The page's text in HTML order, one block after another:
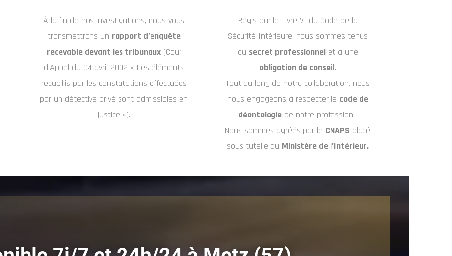
À la fin de nos investigations, nous vous
transmettrons un rapport d’enquête
recevable devant les tribunaux(Cour
d’Appel du 04 avril 2002 « Les éléments
recueillis par les constatations effectuées
par un détective privé sont admissibles en
justice »).
Régis par le Livre VI du Code de la
Sécurité Intérieure, nous sommes tenus
au secret professionnelet à une
obligation de conseil.
Tout au long de notre collaboration, nous
nous engageons à respecter le code de
déontologie de notre profession.
Nous sommes agréés par le CNAPS placé
sous tutelle du Ministère de l’Intérieur.